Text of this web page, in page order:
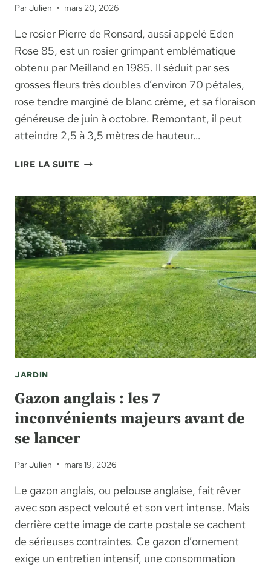
ParJulien mars 20, 2026
Le rosier Pierre de Ronsard, aussi appelé Eden
Rose 85, est un rosier grimpant emblématique
obtenu par Meilland en 1985. Il séduit par ses
grosses fleurs très doubles d’environ 70 pétales,
rose tendre marginé de blanc crème, et sa floraison
généreuse de juin à octobre. Remontant, il peut
atteindre 2,5 à 3,5 mètres de hauteur…
LIRE LA SUITEROSIER
RONSARD
:
LE
GUIDE
COMPLET
POUR
RÉUSSIR
SA
CULTURE
ET
SA
FLORAISON
JARDIN
Gazon anglais : les 7
inconvénients majeurs avant de
se lancer
ParJulien mars 19, 2026
Le gazon anglais, ou pelouse anglaise, fait rêver
avec son aspect velouté et son vert intense. Mais
derrière cette image de carte postale se cachent
de sérieuses contraintes. Ce gazon d’ornement
exige un entretien intensif, une consommation